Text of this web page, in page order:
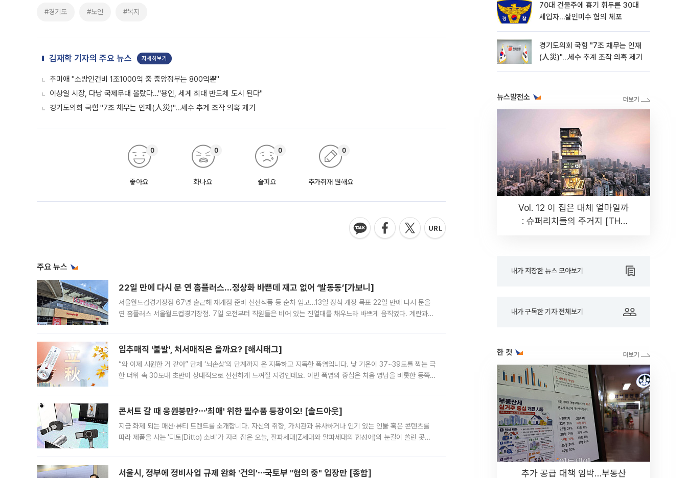
#경기도 #노인 #복지
김재학 기자의 주요 뉴스 자세히보기
추미애 "소방인건비 1조1000억 중 중앙정부는 800억뿐"
이상일 시장, 다낭 국제무대 올랐다…"용인, 세계 최대 반도체 도시 된다"
경기도의회 국힘 "7조 채무는 인재(人災)"…세수 추계 조작 의혹 제기
좋아요
0
화나요
0
슬퍼요
0
추가취재 원해요
0
주요 뉴스
22일 만에 다시 문 연 홈플러스…정상화 바쁜데 재고 없어 ‘발동동’[가보니]
서울월드컵경기장점 67명 출근해 재개점 준비 신선식품 등 순차 입고…13일 정식 개장 목표 22일 만에 다시 문을
연 홈플러스 서울월드컵경기장점. 7일 오전부터 직원들은 비어 있는 진열대를 채우느라 바쁘게 움직였다. 계란과
입추매직 '불발', 처서매직은 올까요? [해시태그]
“와 이제 시원한 거 같아” 단체 ‘뇌손상’의 단계까지 온 지독하고 지독한 폭염입니다. 낮 기온이 37~39도를 찍는 극
한 더위 속 30도대 초반이 상대적으로 선선하게 느껴질 지경인데요. 이번 폭염의 중심은 처음 영남을 비롯한 동쪽
콘서트 갈 때 응원봉만?⋯'최애' 위한 필수품 등장이오! [솔드아웃]
지금 화제 되는 패션·뷰티 트렌드를 소개합니다. 자신의 취향, 가치관과 유사하거나 인기 있는 인물 혹은 콘텐츠를
따라 제품을 사는 '디토(Ditto) 소비'가 자리 잡은 오늘, 잘파세대(Z세대와 알파세대의 합성어)의 눈길이 쏠린 곳은
서울시, 정부에 정비사업 규제 완화 '건의'⋯국토부 "협의 중" 입장만 [종합]
70대 건물주에 흉기 휘두른 30대
세입자…살인미수 혐의 체포
경기도의회 국힘 "7조 채무는 인재
(人災)"…세수 추계 조작 의혹 제기
뉴스발전소
Vol. 12 이 집은 대체 얼마일까
: 슈퍼리치들의 주거지 [THE
내가 저장한 뉴스 모아보기
내가 구독한 기자 전체보기
한 컷
추가 공급 대책 임박…부동산